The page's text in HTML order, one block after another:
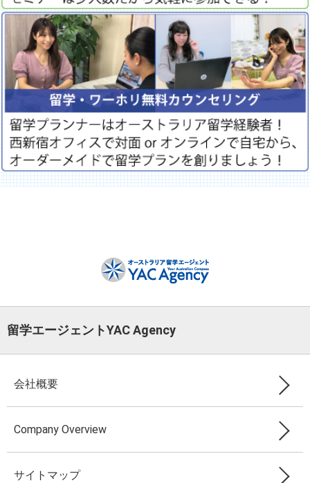
留学エージェントYAC Agency
会社概要
Company Overview
サイトマップ